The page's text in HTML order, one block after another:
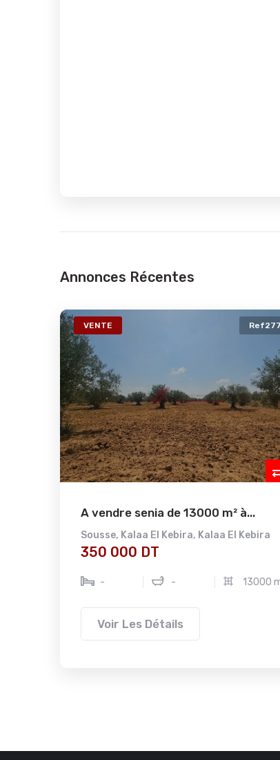
Annonces Récentes
VENTE
A vendre senia de 13000 m² à...
Sousse, Kalaa El Kebira, Kalaa El Kebira
350 000 DT
- - 13000
Voir Les Détails